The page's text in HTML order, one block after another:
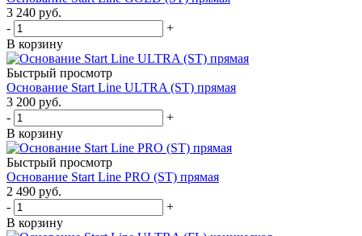
3 240 руб.
-
+
В корзину
Быстрый просмотр
Основание Start Line ULTRA (ST) прямая
3 200 руб.
-
+
В корзину
Быстрый просмотр
Основание Start Line PRO (ST) прямая
2 490 руб.
-
+
В корзину